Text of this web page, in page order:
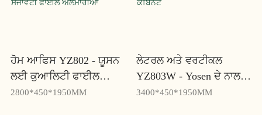
ਹੋਮ ਆਫਿਸ YZ802 - ਯੂਸਨ
ਲਈ ਕੁਆਲਿਟੀ ਫਾਈਲ
ਅਲਮਾਰੀਆਂ ਅਤੇ ਸਜਾਵਟੀ
2800*450*1950MM
ਲੇਟਰਲ ਅਤੇ ਵਰਟੀਕਲ
YZ803W - Yosen ਦੇ ਨਾਲ
ਦਫਤਰ ਫਾਈਲ ਕੈਬਿਨੇਟ
3400*450*1950MM